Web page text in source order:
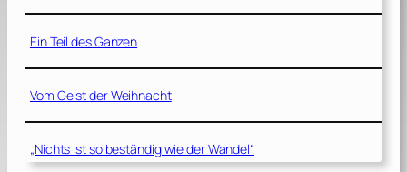
Ein Teil des Ganzen
Vom Geist der Weihnacht
„Nichts ist so beständig wie der Wandel“